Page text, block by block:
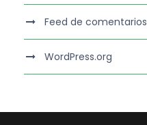
Feed de comentarios
WordPress.org